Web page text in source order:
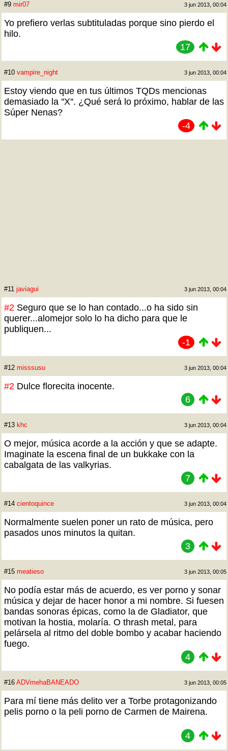
#9 mir07 3 jun 2013, 00:04
Yo prefiero verlas subtituladas porque sino pierdo el
hilo.
17
#10 vampire_night 3 jun 2013, 00:04
Estoy viendo que en tus últimos TQDs mencionas
demasiado la ''X''. ¿Qué será lo próximo, hablar de las
Súper Nenas?
-4
#11 javiagui 3 jun 2013, 00:04
#2 Seguro que se lo han contado...o ha sido sin
querer...alomejor solo lo ha dicho para que le
publiquen...
-1
#12 misssusu 3 jun 2013, 00:04
#2 Dulce florecita inocente.
6
#13 khc 3 jun 2013, 00:04
O mejor, música acorde a la acción y que se adapte.
Imaginate la escena final de un bukkake con la
cabalgata de las valkyrias.
7
#14 cientoquince 3 jun 2013, 00:04
Normalmente suelen poner un rato de música, pero
pasados unos minutos la quitan.
3
#15 meatieso 3 jun 2013, 00:05
No podía estar más de acuerdo, es ver porno y sonar
música y dejar de hacer honor a mi nombre. Si fuesen
bandas sonoras épicas, como la de Gladiator, que
motivan la hostia, molaría. O thrash metal, para
pelársela al ritmo del doble bombo y acabar haciendo
fuego.
4
#16 ADVmehaBANEADO 3 jun 2013, 00:05
Para mí tiene más delito ver a Torbe protagonizando
pelis porno o la peli porno de Carmen de Mairena.
4